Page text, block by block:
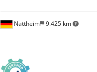
Nattheim 9.425 km